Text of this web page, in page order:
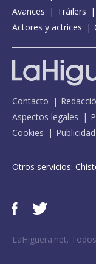
Avances
Tráilers
Actores y actrices
Contacto
Aspectos legales
Cookies
Otros servicios:
LaHiguera.net.